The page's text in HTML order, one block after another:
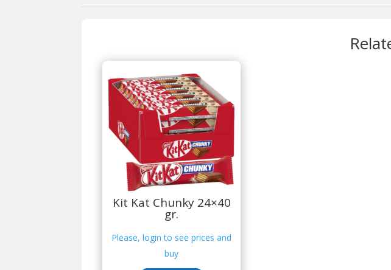
Kit Kat Chunky 24×40
gr.
Please, login to see prices and
buy